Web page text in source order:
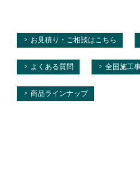
お見積り・ご相談はこちら
よくある質問 全国施工
商品ラインナップ